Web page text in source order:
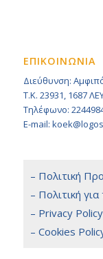
ΕΠΙΚΟΙΝΩΝΙΑ
Διεύθυνση:
Τ.Κ. 23931, 1687
Τηλέφωνο:
E-mail:
– Πολιτική
– Πολιτική
– Privacy Policy
– Cookies